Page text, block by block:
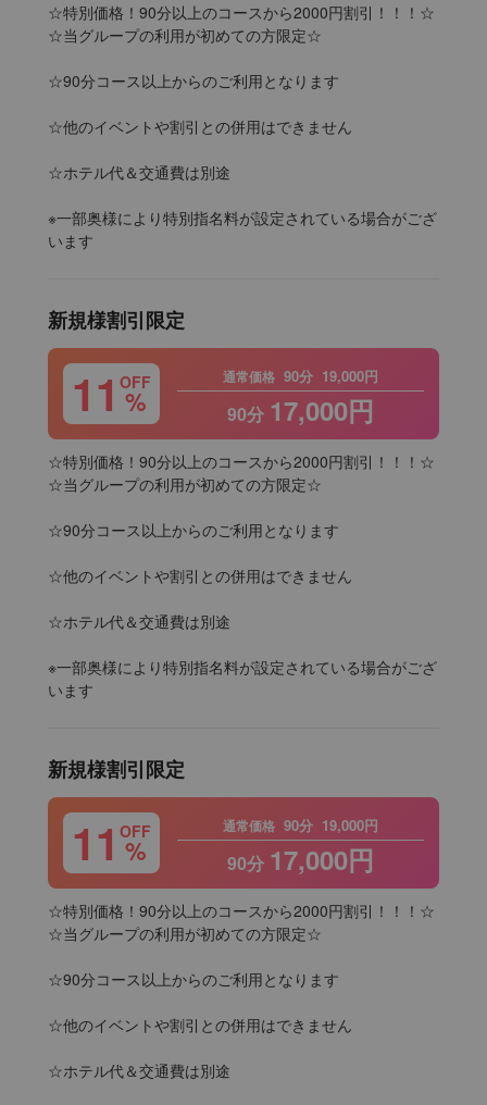
☆特別価格！90分以上のコースから2000円割引！！！☆
☆当グループの利用が初めての方限定☆
☆90分コース以上からのご利用となります
☆他のイベントや割引との併用はできません
☆ホテル代＆交通費は別途
※一部奥様により特別指名料が設定されている場合がござ
います
新規様割引限定
11 OFF
%
通常価格 90分 19,000円
90分 17,000円
☆特別価格！90分以上のコースから2000円割引！！！☆
☆当グループの利用が初めての方限定☆
☆90分コース以上からのご利用となります
☆他のイベントや割引との併用はできません
☆ホテル代＆交通費は別途
※一部奥様により特別指名料が設定されている場合がござ
います
新規様割引限定
11 OFF
%
通常価格 90分 19,000円
90分 17,000円
☆特別価格！90分以上のコースから2000円割引！！！☆
☆当グループの利用が初めての方限定☆
☆90分コース以上からのご利用となります
☆他のイベントや割引との併用はできません
☆ホテル代＆交通費は別途